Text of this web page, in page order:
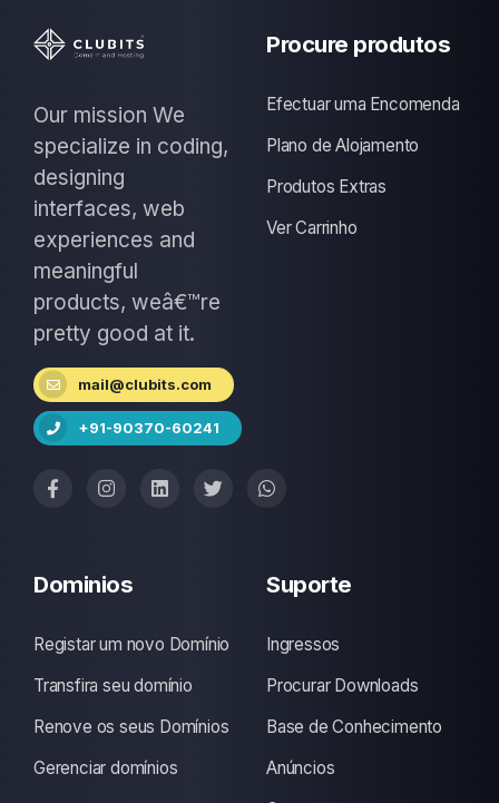
Our mission We
specialize in coding,
designing
interfaces, web
experiences and
meaningful
products, weâ€™re
pretty good at it.
mail@clubits.com
+91-90370-60241
Procure produtos
Efectuar uma Encomenda
Plano de Alojamento
Produtos Extras
Ver Carrinho
Dominios
Registar um novo Domínio
Transfira seu domínio
Renove os seus Domínios
Gerenciar domínios
Suporte
Ingressos
Procurar Downloads
Base de Conhecimento
Anúncios